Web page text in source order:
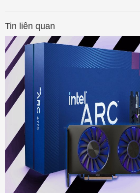
Tin liên quan